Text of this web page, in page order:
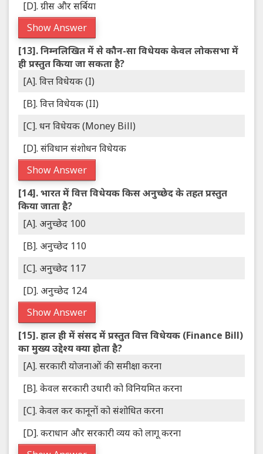
[D]. ग्रीस और सर्बिया
Show Answer
[13].निम्नलिखित में से कौन-सा विधेयक केवल लोकसभा में
ही प्रस्तुत किया जा सकता है?
[A]. वित्त विधेयक (I)
[B]. वित्त विधेयक (II)
[C]. धन विधेयक (Money Bill)
[D]. संविधान संशोधन विधेयक
Show Answer
[14].भारत में वित्त विधेयक किस अनुच्छेद के तहत प्रस्तुत
किया जाता है?
[A]. अनुच्छेद 100
[B]. अनुच्छेद 110
[C]. अनुच्छेद 117
[D]. अनुच्छेद 124
Show Answer
[15].हाल ही में संसद में प्रस्तुत वित्त विधेयक (Finance Bill)
का मुख्य उद्देश्य क्या होता है?
[A]. सरकारी योजनाओं की समीक्षा करना
[B]. केवल सरकारी उधारी को विनियमित करना
[C]. केवल कर कानूनों को संशोधित करना
[D]. कराधान और सरकारी व्यय को लागू करना